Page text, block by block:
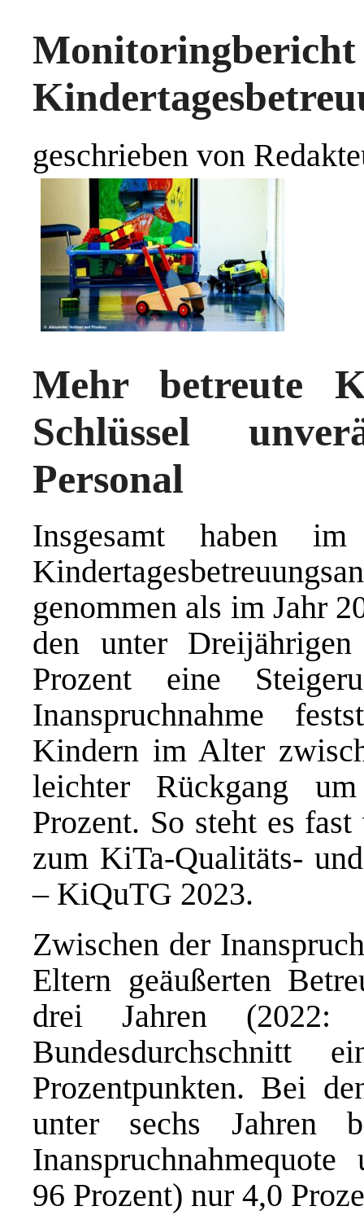
geschrieben von
Mehr betreute
Schlüssel
Personal
Insgesamt haben
genommen als im Jahr
den unter
Prozent eine
Inanspruchnahme
Kindern im Alter
leichter Rückgang
Prozent. So steht es
zum KiTa-Qualitäts-
– KiQuTG 2023.
Zwischen der
Eltern geäußerten
drei Jahren
Prozentpunkten. Bei
unter sechs Jahren
96 Prozent) nur 4,0